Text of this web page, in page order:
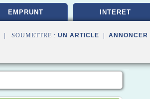
EMPRUNT INTERET
| SOUMETTRE : UN ARTICLE ANNONCER